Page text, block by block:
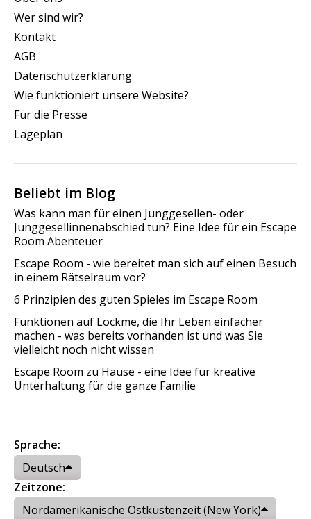
Wer sind wir?
Kontakt
AGB
Datenschutzerklärung
Wie funktioniert unsere Website?
Für die Presse
Lageplan
Beliebt im Blog
Was kann man für einen Junggesellen- oder
Junggesellinnenabschied tun? Eine Idee für ein Escape
Room Abenteuer
Escape Room - wie bereitet man sich auf einen Besuch
in einem Rätselraum vor?
6 Prinzipien des guten Spieles im Escape Room
Funktionen auf Lockme, die Ihr Leben einfacher
machen - was bereits vorhanden ist und was Sie
vielleicht noch nicht wissen
Escape Room zu Hause - eine Idee für kreative
Unterhaltung für die ganze Familie
Sprache:
Deutsch
Zeitzone:
Nordamerikanische Ostküstenzeit (New York)